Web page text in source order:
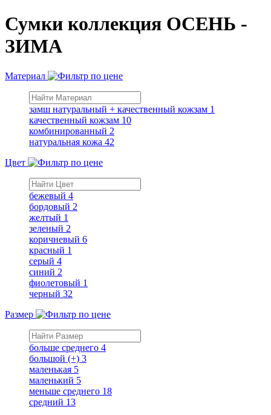
Сумки коллекция ОСЕНЬ -
ЗИМА
Материал
замш натуральный + качественный кожзам 1
качественный кожзам 10
комбинированный 2
натуральная кожа 42
Цвет
бежевый 4
бордовый 2
желтый 1
зеленый 2
коричневый 6
красный 1
серый 4
синий 2
фиолетовый 1
черный 32
Размер
больше среднего 4
большой (+) 3
маленькая 5
маленький 5
меньше среднего 18
средний 13